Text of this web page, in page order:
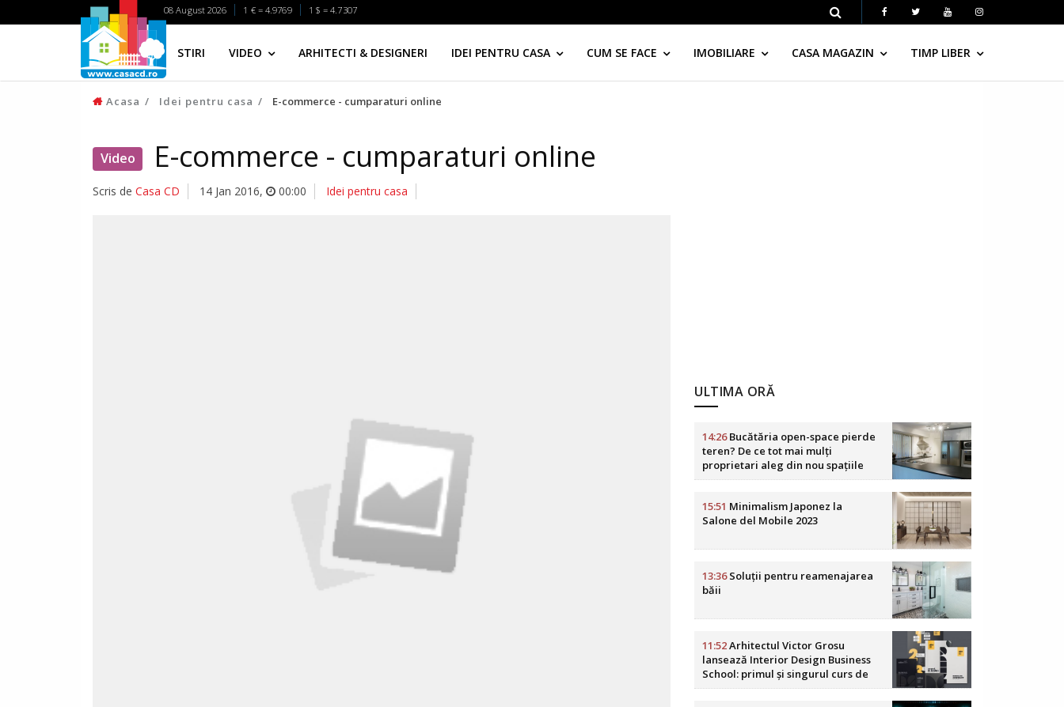
08 August 2026 1 € = 4.9769 1 $ = 4.7307
STIRI VIDEO ARHITECTI & DESIGNERI IDEI PENTRU CASA CUM SE FACE IMOBILIARE CASA MAGAZIN TIMP LIBER
Acasa Idei pentru casa E-commerce - cumparaturi online
Video E-commerce - cumparaturi online
Scris de Casa CD 14 Jan 2016, 00:00 Idei pentru casa
ULTIMA ORĂ
14:26Bucătăria open-space pierde
teren? De ce tot mai mulți
proprietari aleg din nou spațiile
delimitate
15:51 Minimalism Japonez la
Salone del Mobile 2023
13:36Soluții pentru reamenajarea
băii
11:52Arhitectul Victor Grosu
lansează Interior Design Business
School: primul și singurul curs de
business în design interior din